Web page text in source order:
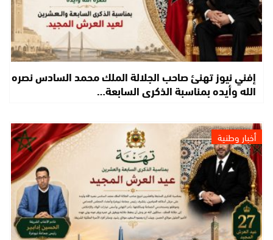
إفني نيوز تهنئ صاحب الجلالة الملك محمد السادس نصره
الله وأيده بمناسبة الذكرى السابعة…
أخبار وطنية